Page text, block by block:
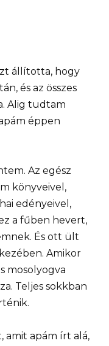
állította, hogy
és az összes
Alig tudtam
éppen
Az egész
könyveivel,
edényeivel,
a fűben hevert,
És ott ült
Amikor
mosolyogva
Teljes sokkban
amit apám írt alá,